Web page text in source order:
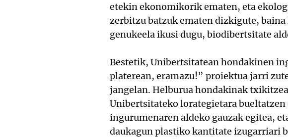
etekin ekonomikorik ematen, eta
zerbitzu batzuk ematen dizkigute,
genukeela ikusi dugu, biodibertsitate
Bestetik, Unibertsitatean hondakinen
platerean, eramazu!” proiektua jarri
jangelan. Helburua hondakinak
Unibertsitateko lorategietara bueltatzen
ingurumenaren aldeko gauzak egitea,
daukagun plastiko kantitate izugarriari